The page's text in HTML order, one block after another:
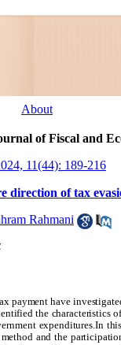
of Fiscal and
11(44): 189-216
direction of tax
Rahmani
payment have
the characteristics
expenditures.In
and the